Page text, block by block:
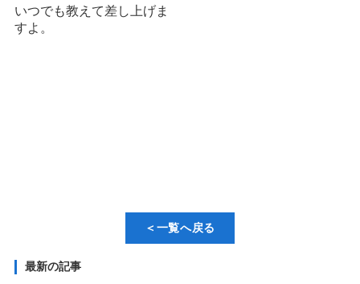
いつでも教えて差し上げま
すよ。
＜一覧へ戻る
最新の記事